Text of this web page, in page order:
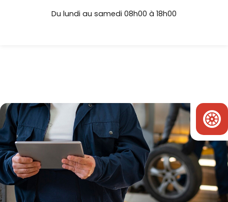
Du lundi au samedi 08h00 à 18h00